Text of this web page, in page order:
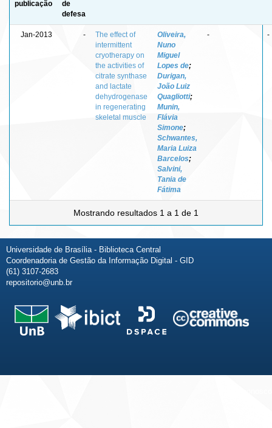
publicação
de
defesa
Jan-2013 -
The effect of
intermittent
cryotherapy on
the activities of
citrate synthase
and lactate
dehydrogenase
in regenerating
skeletal muscle
Oliveira,
Nuno
Miguel
Lopes de;
Durigan,
João Luiz
Quagliotti;
Munin,
Flávia
Simone;
Schwantes,
Maria Luiza
Barcelos;
Salvini,
Tania de
Fátima
- -
Mostrando resultados 1 a 1 de 1
Universidade de Brasília - Biblioteca Central
Coordenadoria de Gestão da Informação Digital - GID
(61) 3107-2683
repositorio@unb.br